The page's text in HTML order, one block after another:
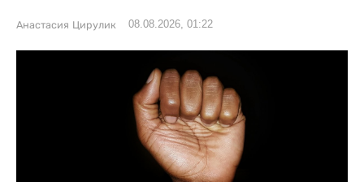
Анастасия Цирулик 08.08.2026, 01:22